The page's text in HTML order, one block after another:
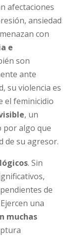
afectaciones
ansiedad
con
e
son
ante
su violencia es
el feminicidio
, un
por algo que
de su agresor.
. Sin
de
una
muchas